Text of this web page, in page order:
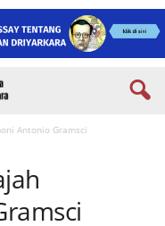
Antonio Gramsci